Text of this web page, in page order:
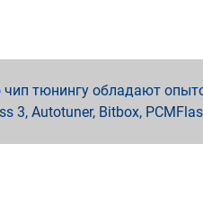
тюнингу обладают
3, Autotuner, Bitbox,